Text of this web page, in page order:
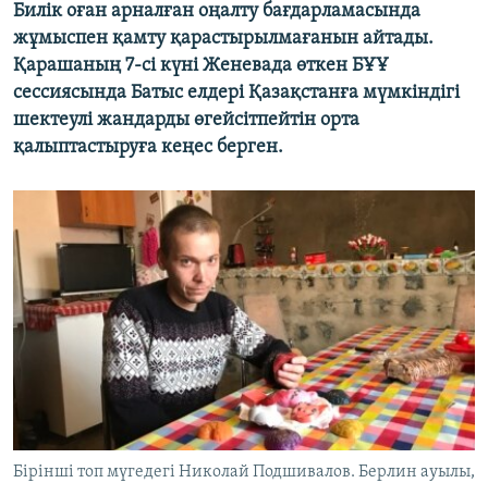
Билік оған арналған оңалту бағдарламасында
жұмыспен қамту қарастырылмағанын айтады.
Қарашаның 7-сі күні Женевада өткен БҰҰ
сессиясында Батыс елдері Қазақстанға мүмкіндігі
шектеулі жандарды өгейсітпейтін орта
қалыптастыруға кеңес берген.
Бірінші топ мүгедегі Николай Подшивалов. Берлин ауылы,